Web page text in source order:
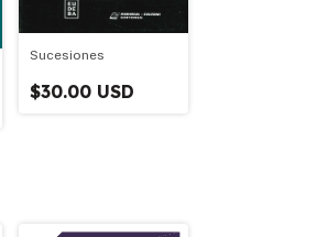
Sucesiones
$30.00 USD